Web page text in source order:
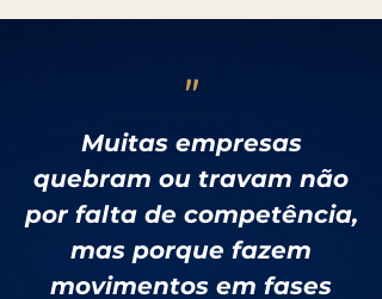
"
Muitas empresas
quebram ou travam não
por falta de competência,
mas porque fazem
movimentos em fases